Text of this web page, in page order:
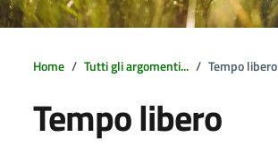
Home Tutti gli argomenti... Tempo libero
Tempo libero